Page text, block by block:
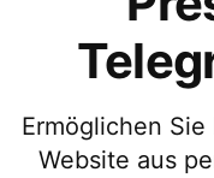
Ermöglichen
Website aus